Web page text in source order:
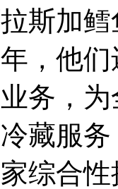
斯加
，他
务，为
藏服
综合